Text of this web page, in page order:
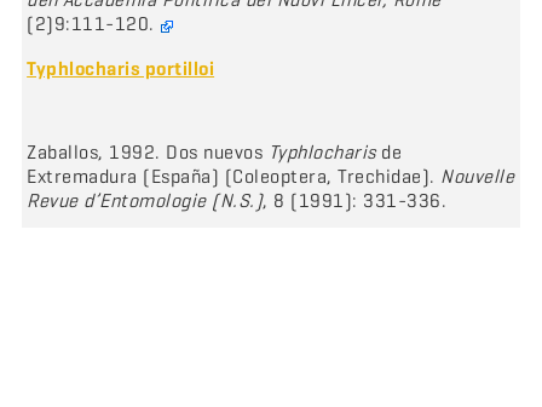
(2)9:111-120.
Typhlocharis portilloi
Zaballos, 1992. Dos nuevos Typhlocharisde
Extremadura (España) (Coleoptera, Trechidae). Nouvelle
Revue d’Entomologie (N.S.), 8 (1991): 331-336.